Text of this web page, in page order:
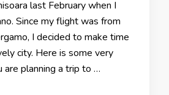
last February when I
Since my flight was from
I decided to make time
city. Here is some very
are planning a trip to …